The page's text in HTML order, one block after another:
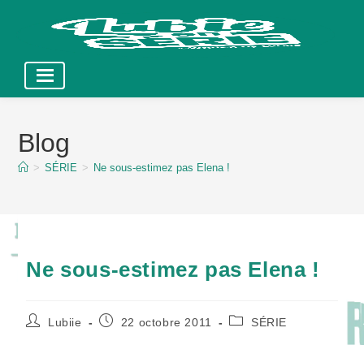
contentBlog
> SÉRIE > Ne sous-estimez pas Elena !
Ne sous-estimez pas Elena !
Auteur/autrice
Lubiie
Publication
22 octobre 2011
PostSÉRIE